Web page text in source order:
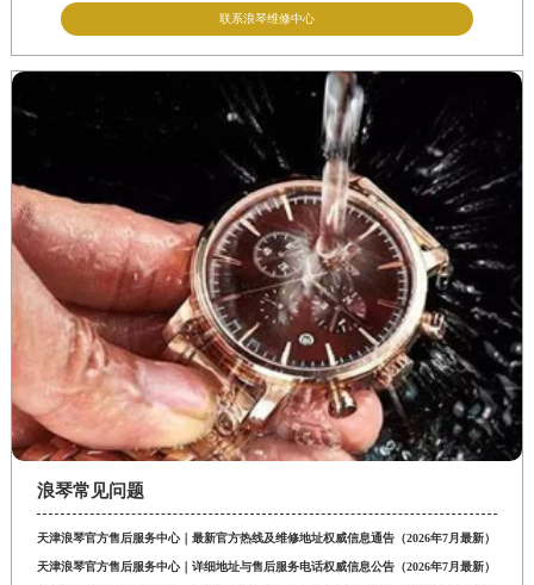
联系浪琴维修中心
浪琴常见问题
天津浪琴官方售后服务中心｜最新官方热线及维修地址权威信息通告（2026年7月最新）
天津浪琴官方售后服务中心｜详细地址与售后服务电话权威信息公告（2026年7月最新）